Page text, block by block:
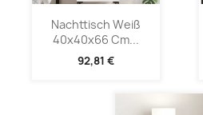
Nachttisch Weiß
40x40x66 Cm...
92,81 €